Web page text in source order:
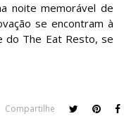
noite memorável de
se encontram à
do The Eat Resto, se
Compartilhe